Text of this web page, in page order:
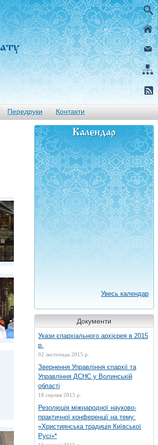
Передруки Контакти
Календар
Увесь календар
Документи
Укази єпархіального архієрея в 2015
р.
02 листопада 2015 р.
Звернення Управління єпархії та
Управління ДСНС у Волинській
області
18 серпня 2015 р.
Резолюція міжнародної науково-
практичної конференції на тему:
«Християнська традиція Київської
Русі»*